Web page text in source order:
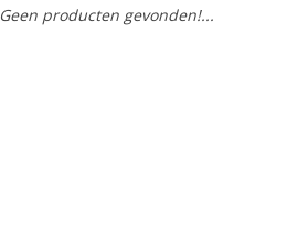
Geen producten gevonden!...